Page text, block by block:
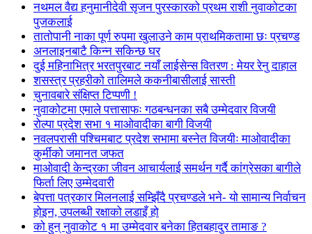
नथमल वैद्य हनुमानीदेवी सृजन पुरस्कारको प्रथम राशी नुवाकोटका
पुजकलाई
तातोपानी नाका पूर्ण रुपमा खुलाउने काम प्राथमिकतामा छः प्रचण्ड
अनलाइनबाटै किन्न सकिन्छ घर
दुई महिनाभित्र भरतपुरबाट नयाँ लाईसेन्स वितरण : मेयर रेनु दाहाल
शसस्त्र प्रहरीको तालिमले ककनीबासीलाई सास्ती
चुनावबारे संक्षिप्त टिप्पणी !
नुवाकोटमा एमाले पत्तासाफः गठबन्धनका सबै उम्मेदवार विजयी
रोल्पा प्रदेश सभा १ माओवादीका बागी विजयी
नवलपरासी पश्चिमबाट प्रदेश सभामा बस्नेत विजयीः माओवादीका
कुर्मीको जमानत जफत
माओवादी केन्द्रका जीवन आचार्यलाई समर्थन गर्दै कांग्रेसका बागीले
फिर्ता लिए उम्मेदवारी
बेपत्ता पत्रकार मिलनलाई सम्झिँदै प्रचण्डले भने- यो सामान्य निर्वाचन
होइन, उपलब्धी रक्षाको लडाइँ हो
को हुन् नुवाकोट १ मा उम्मेदवार बनेका हितबहादुर तामाङ ?